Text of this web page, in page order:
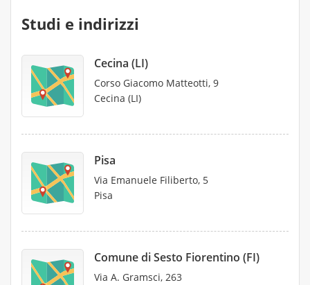
Studi e indirizzi
Cecina (LI)
Corso Giacomo Matteotti, 9
Cecina (LI)
Pisa
Via Emanuele Filiberto, 5
Pisa
Comune di Sesto Fiorentino (FI)
Via A. Gramsci, 263